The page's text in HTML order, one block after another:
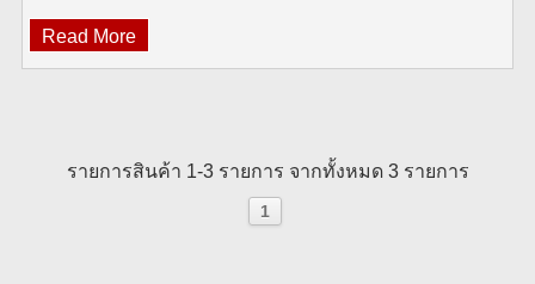
Read More
รายการสินค้า 1-3 รายการ จากทั้งหมด 3 รายการ
1